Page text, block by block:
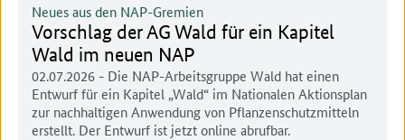
Vorschlag der AG Wald für ein Kapitel
Wald im neuen NAP
Neues aus den NAP-Gremien
02.07.2026 - Die NAP-Arbeitsgruppe Wald hat einen
Entwurf für ein Kapitel „Wald“ im Nationalen Aktionsplan
zur nachhaltigen Anwendung von Pflanzenschutzmitteln
erstellt. Der Entwurf ist jetzt online abrufbar.